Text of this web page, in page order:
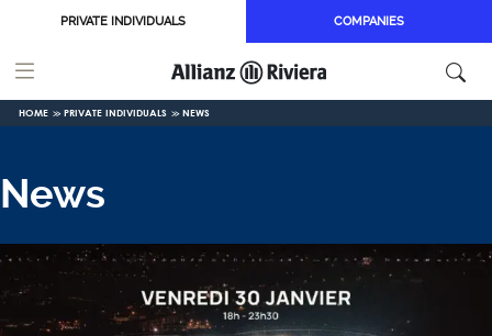
Skip to main content
PRIVATE INDIVIDUALS COMPANIES
HOME PRIVATE INDIVIDUALS NEWS
News